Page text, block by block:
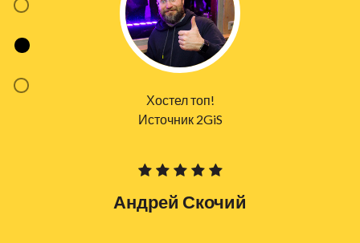
Хостел топ!
Источник 2GiS
Андрей Скочий